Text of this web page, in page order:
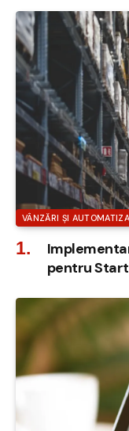
VÂNZĂRI ȘI
pentru